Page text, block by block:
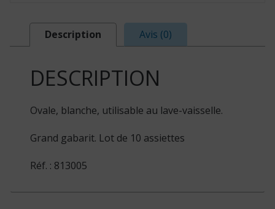
Description Avis (0)
DESCRIPTION
Ovale, blanche, utilisable au lave-vaisselle.
Grand gabarit. Lot de 10 assiettes
Réf. : 813005